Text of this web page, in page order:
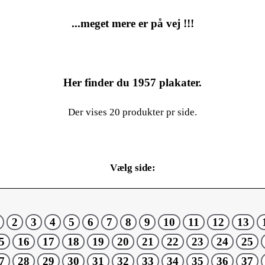
...meget mere er på vej !!!
Her finder du 1957 plakater.
Der vises 20 produkter pr side.
Vælg side:
2 3 4 5 6 7 8 9 10 11 12 13
16 17 18 19 20 21 22 23 24
25
28 29 30 31 32 33 34 35 36
37